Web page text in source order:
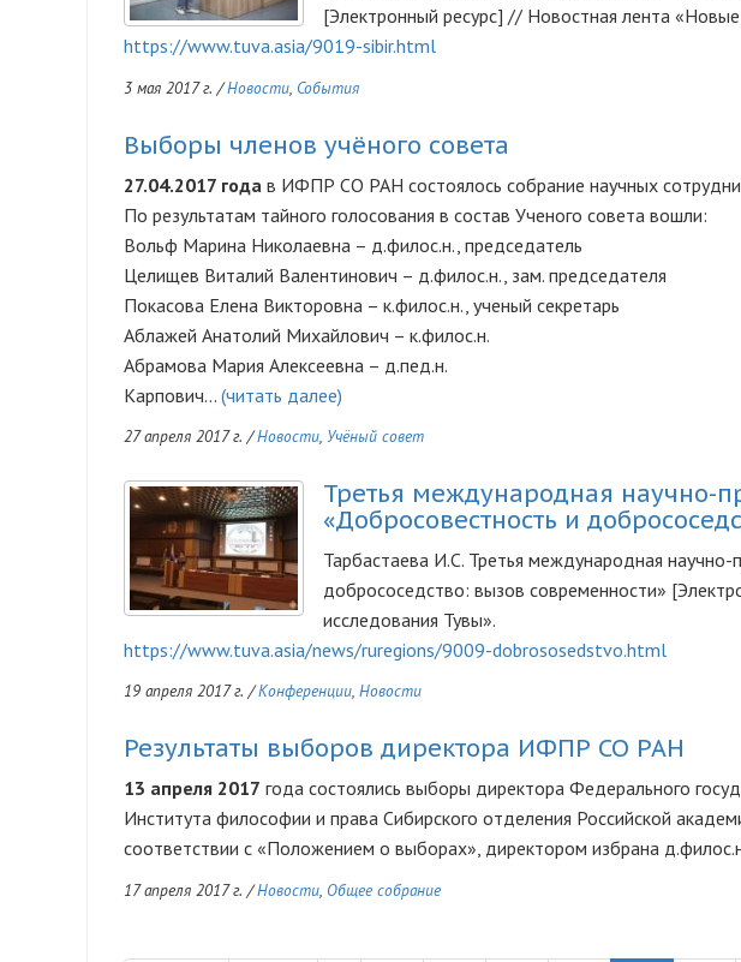
[Электронный ресурс] // Новостная лента
https://www.tuva.asia/9019-sibir.html
3 мая 2017 г. /Новости, События
Выборы членов учёного совета
27.04.2017 года в ИФПР СО РАН состоялось собрание научных
По результатам тайного голосования в состав Ученого совета вошли:
Вольф Марина Николаевна – д.филос.н., председатель
Целищев Виталий Валентинович – д.филос.н., зам. председателя
Покасова Елена Викторовна – к.филос.н., ученый секретарь
Аблажей Анатолий Михайлович – к.филос.н.
Абрамова Мария Алексеевна – д.пед.н.
Карпович… (читать далее)
27 апреля 2017 г. /Новости, Учёный совет
Третья международная научно-
«Добросовестность и
Тарбастаева И.С. Третья международная
добрососедство: вызов современности»
исследования Тувы».
https://www.tuva.asia/news/ruregions/9009-dobrososedstvo.html
19 апреля 2017 г. /Конференции, Новости
Результаты выборов директора ИФПР СО РАН
13 апреля 2017 года состоялись выборы директора Федерального
Института философии и права Сибирского отделения Российской
соответствии с «Положением о выборах», директором избрана
17 апреля 2017 г. /Новости, Общее собрание